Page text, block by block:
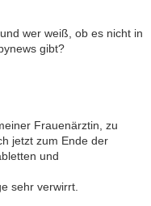
wer weiß, ob es nicht in
gibt?
Frauenärztin, zu
jetzt zum Ende der
und
sehr verwirrt.